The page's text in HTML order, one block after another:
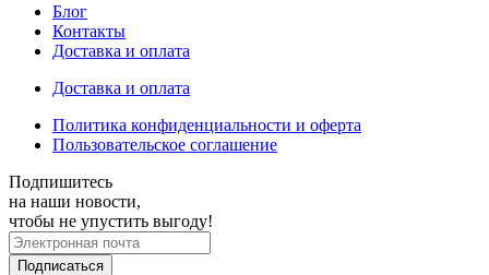
Блог
Контакты
Доставка и оплата
Доставка и оплата
Политика конфиденциальности и оферта
Пользовательское соглашение
Подпишитесь
на наши новости,
чтобы не упустить выгоду!